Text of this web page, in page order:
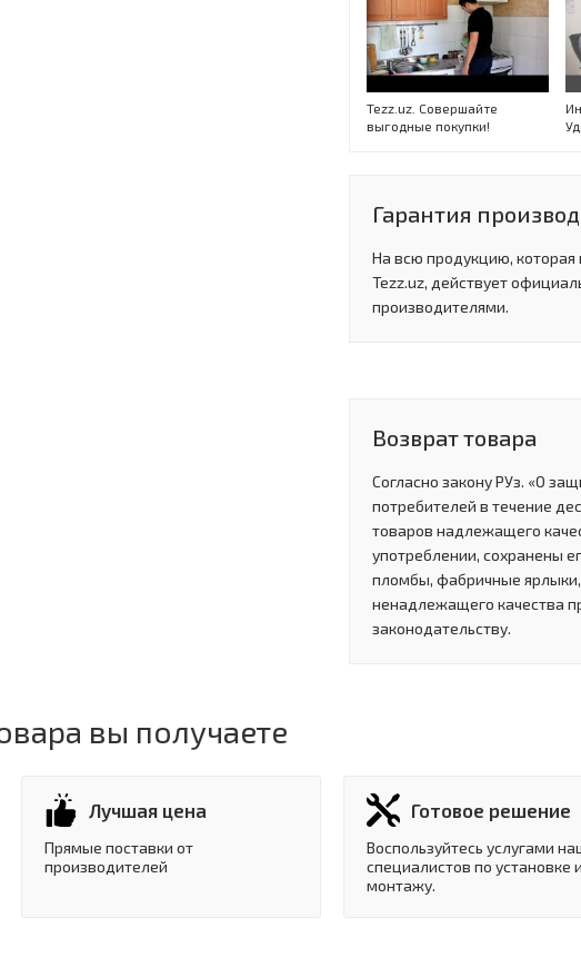
Tezz.uz. Совершайте
выгодные покупки!
Гарантия
На всю продукцию,
Tezz.uz, действует
производителями.
Возврат товара
Согласно закону РУз. «О
потребителей в течение
товаров надлежащего
употреблении, сохранены
пломбы, фабричные ярлыки,
ненадлежащего качества
законодательству.
вы получаете
Лучшая цена
Прямые поставки от
производителей
Готовое решение
Воспользуйтесь услугами
специалистов по установке и
монтажу.